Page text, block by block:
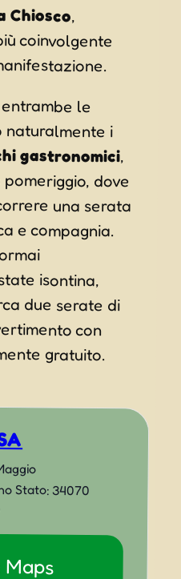
Chiosco,rendendo ancora più coinvolgente
le
naturalmente i
gastronomici,
aperti fin dal tardo pomeriggio, dove
sarà possibile trascorrere una serata
tra buon cibo, musica e compagnia.
immancabile dell’estate isontina,
perfetto per chi cerca due serate di
festa, energia e divertimento con
gratuito.
Stato:34070
Maps